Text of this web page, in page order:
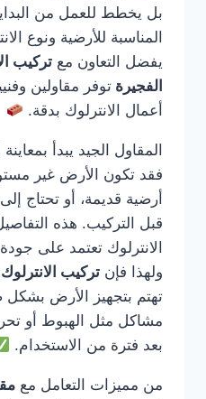
بل يخطط للعمل من
المناسبة للأرضية ونوع
يفضل التعاون مع تركيب
الفجيرة توفر مقاولين
أعمال الانترلوك بدقة.
المقاول الجيد يبدأ
فقد تكون الأرض غير
أرضية قديمة، أو تحتاج
قبل التركيب. هذه
الانترلوك تعتمد على
ولهذا فإن تركيب
تهتم بتجهيز الأرض
مشاكل مثل الهبوط أو
بعد فترة من الاستخدام.
من مميزات التعامل مع